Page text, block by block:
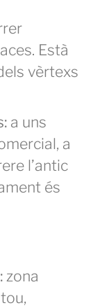
Està
vèrtexs
a uns
a
l’antic
és
zona